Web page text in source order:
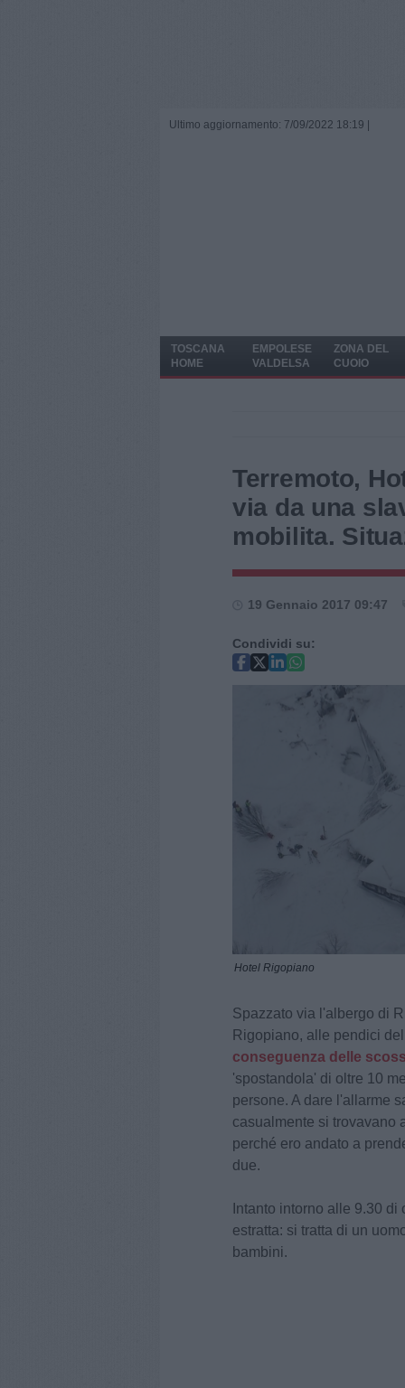
Ultimo aggiornamento: 7/09/2022 18:19 |
TOSCANA
HOME
EMPOLESE
VALDELSA
ZONA DEL
CUOIO
Terremoto,
via da una
mobilita.
19 Gennaio 2017 09:47
Condividi su:
Hotel Rigopiano
Spazzato via l'albergo di
Rigopiano, alle pendici
conseguenza delle
'spostandola' di oltre 10
persone. A dare l'allarme
casualmente si trovavano
perché ero andato a
due.
Intanto intorno alle 9.30
estratta: si tratta di un
bambini.